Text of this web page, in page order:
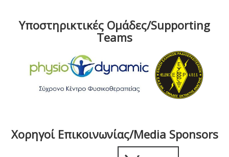
Υποστηρικτικές Ομάδες/Supporting
Teams
Χορηγοί Επικοινωνίας/Media Sponsors